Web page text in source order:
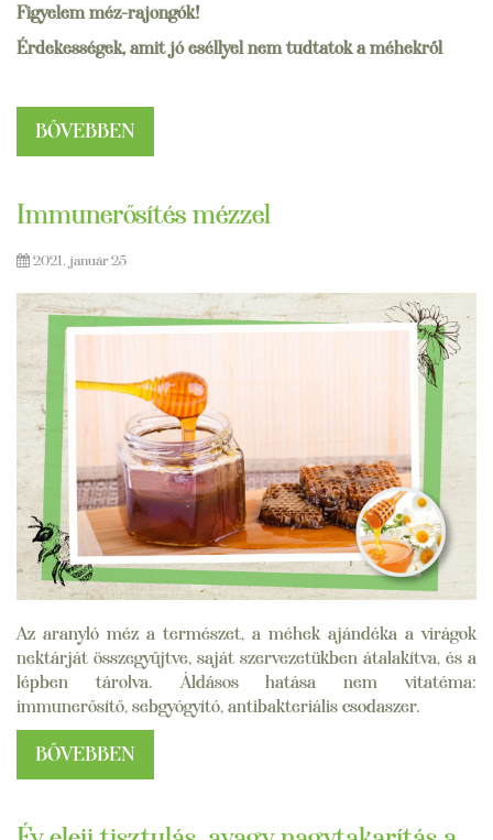
Figyelem méz-rajongók!
Érdekességek, amit jó eséllyel nem tudtatok a méhekről
BŐVEBBEN
Immunerősítés mézzel
2021. január 25
Az aranyló méz a természet, a méhek ajándéka a virágok
nektárját összegyűjtve, saját szervezetükben átalakítva, és a
lépben tárolva. Áldásos hatása nem vitatéma:
immunerősítő, sebgyógyító, antibakteriális csodaszer.
BŐVEBBEN